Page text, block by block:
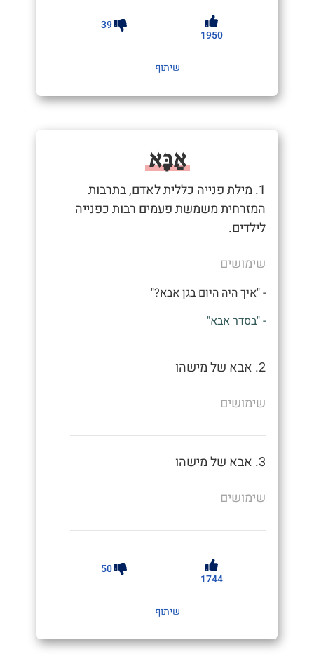
1950
39
שיתוף
אַבָּא
1. מילת פנייה כללית לאדם, בתרבות
המזרחית משמשת פעמים רבות כפנייה
לילדים.
שימושים
- "איך היה היום בגן אבא?"
- "בסדר אבא"
2. אבא של מישהו
שימושים
3. אבא של מישהו
שימושים
1744
50
שיתוף